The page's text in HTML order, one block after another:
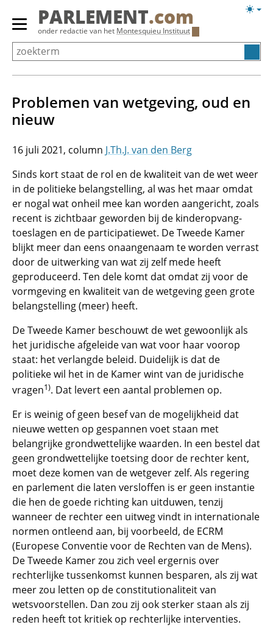
Overslaan
Primair
menu
tonen/verbergen
PARLEMENT.com
onder redactie van het Montesquieu Instituut
Problemen van wetgeving, oud en
nieuw
16 juli 2021
J.Th.J. van den Berg
Sinds kort staat de rol en de kwaliteit van de wet weer
in de politieke belangstelling, al was het maar omdat
er nogal wat onheil mee kan worden aangericht, zoals
recent is zichtbaar geworden bij de kinderopvang­
toeslagen en de participatiewet. De Tweede Kamer
blijkt meer dan eens onaangenaam te worden verrast
door de uitwerking van wat zij zelf mede heeft
geproduceerd. Ten dele komt dat omdat zij voor de
vormgeving en kwaliteit van de wetgeving geen grote
belangstelling (meer) heeft.
De Tweede Kamer beschouwt de wet gewoonlijk als
het juridische afgeleide van wat voor haar voorop
staat: het verlangde beleid. Duidelijk is dat de
politieke wil het in de Kamer wint van de juridische
vragen1). Dat levert een aantal problemen op.
Er is weinig of geen besef van de mogelijkheid dat
nieuwe wetten op gespannen voet staan met
belangrijke grondwettelijke waarden. In een bestel dat
geen grondwettelijke toetsing door de rechter kent,
moet deze komen van de wetgever zelf. Als regering
en parlement die laten versloffen is er geen instantie
die hen de goede richting kan uitduwen, tenzij
wanneer de rechter een uitweg vindt in internationale
normen ontleend aan, bij voorbeeld, de ECRM
(Europese Conventie voor de Rechten van de Mens).
De Tweede Kamer zou zich veel ergernis over
rechterlijke tussenkomst kunnen besparen, als zij wat
meer zou letten op de constitutionaliteit van
wetsvoorstellen. Dan zou zij ook sterker staan als zij
reden heeft tot kritiek op rechterlijke interventies.